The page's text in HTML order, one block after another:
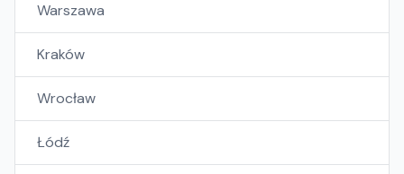
Warszawa
Kraków
Wrocław
Łódź